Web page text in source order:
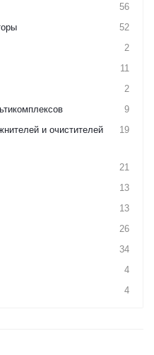
56
52
2
11
2
9
и очистителей
19
21
13
13
26
34
4
4